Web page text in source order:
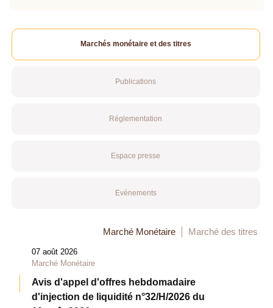
Marchés monétaire et des titres
Publications
Réglementation
Espace presse
Evénements
Marché Monétaire Marché des titres
07 août 2026
Marché Monétaire
Avis d'appel d'offres hebdomadaire
d'injection de liquidité n°32/H/2026 du